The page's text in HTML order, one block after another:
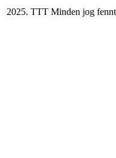
2025. TTT Minden jog